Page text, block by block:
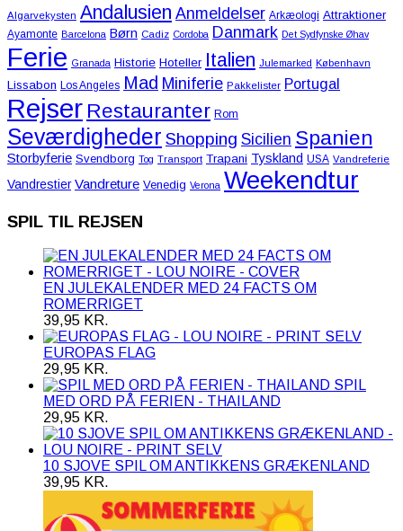
Algarvekysten Andalusien Anmeldelser Arkæologi Attraktioner
Ayamonte Barcelona Børn Cadiz Cordoba Danmark Det Sydfynske Øhav
Ferie Granada Historie Hoteller Italien Julemarked København
Lissabon Los Angeles Mad Miniferie Pakkelister Portugal
Rejser Restauranter Rom
Seværdigheder Shopping Sicilien Spanien
Storbyferie Svendborg Tog Transport Trapani Tyskland USA Vandreferie
Vandrestier Vandreture Venedig Verona Weekendtur
SPIL TIL REJSEN
EN JULEKALENDER MED 24 FACTS OM
ROMERRIGET
39,95 KR.
EUROPAS FLAG
29,95 KR.
SPIL
MED ORD PÅ FERIEN - THAILAND
29,95 KR.
10 SJOVE SPIL OM ANTIKKENS GRÆKENLAND
39,95 KR.